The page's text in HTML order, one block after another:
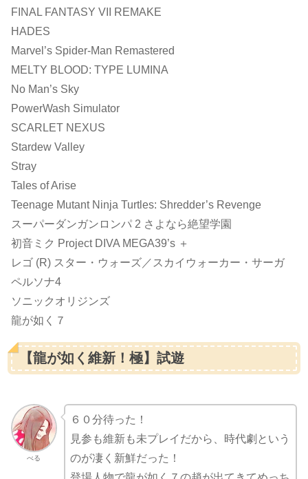
FINAL FANTASY VII REMAKE
HADES
Marvel’s Spider-Man Remastered
MELTY BLOOD: TYPE LUMINA
No Man’s Sky
PowerWash Simulator
SCARLET NEXUS
Stardew Valley
Stray
Tales of Arise
Teenage Mutant Ninja Turtles: Shredder’s Revenge
スーパーダンガンロンパ 2 さよなら絶望学園
初音ミク Project DIVA MEGA39’s ＋
レゴ (R) スター・ウォーズ／スカイウォーカー・サーガ
ペルソナ4
ソニックオリジンズ
龍が如く７
【龍が如く維新！極】試遊
べる
６０分待った！
見参も維新も未プレイだから、時代劇という
のが凄く新鮮だった！